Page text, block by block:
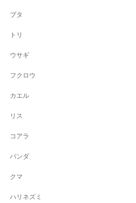
ブタ
トリ
ウサギ
フクロウ
カエル
リス
コアラ
パンダ
クマ
ハリネズミ